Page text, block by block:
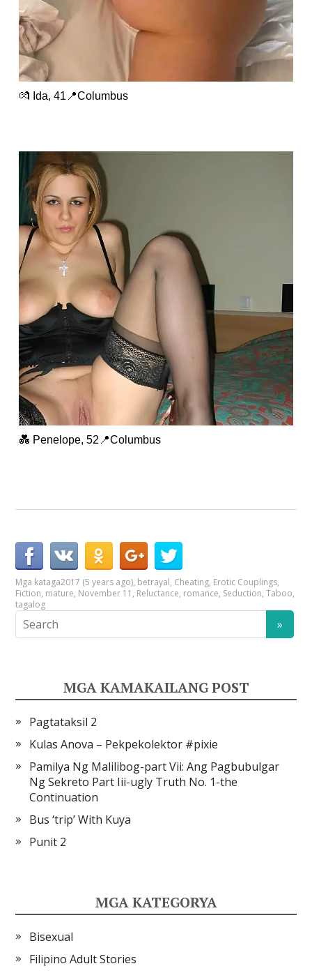
💏 Ida, 41📍Columbus
💑 Penelope, 52📍Columbus
Mga kataga2017 (5 years ago), betrayal, Cheating, Erotic Couplings,
Fiction, mature, November 11 , Reluctance, romance, Seduction,Taboo,
tagalog
MGA KAMAKAILANG POST
Pagtataksil 2
Kulas Anova – Pekpekolektor #pixie
Pamilya Ng Malilibog-part Vii: Ang Pagbubulgar
Ng Sekreto Part Iii-ugly Truth No. 1-the
Continuation
Bus ‘trip’ With Kuya
Punit 2
MGA KATEGORYA
Bisexual
Filipino Adult Stories